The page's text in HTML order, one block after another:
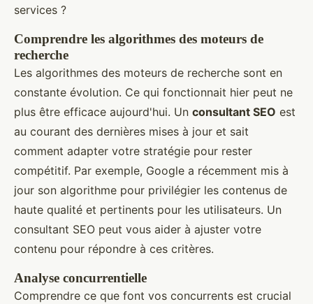
services ?
Comprendre les algorithmes des moteurs de
recherche
Les algorithmes des moteurs de recherche sont en
constante évolution. Ce qui fonctionnait hier peut ne
plus être efficace aujourd'hui. Un consultant SEO est
au courant des dernières mises à jour et sait
comment adapter votre stratégie pour rester
compétitif. Par exemple, Google a récemment mis à
jour son algorithme pour privilégier les contenus de
haute qualité et pertinents pour les utilisateurs. Un
consultant SEO peut vous aider à ajuster votre
contenu pour répondre à ces critères.
Analyse concurrentielle
Comprendre ce que font vos concurrents est crucial